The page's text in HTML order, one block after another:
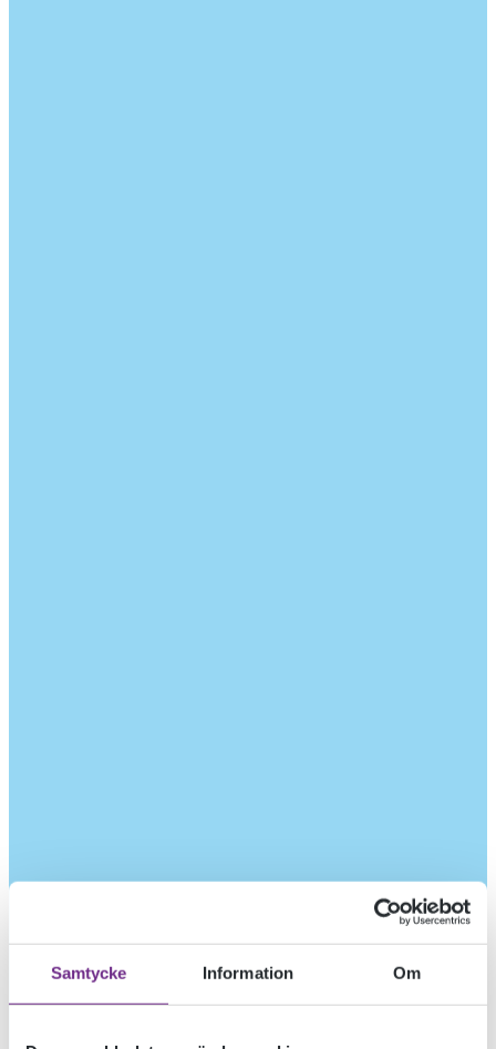
Samtycke Information Om